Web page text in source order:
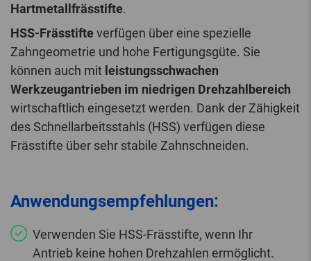
Hartmetallfrässtifte.
HSS-Frässtifteverfügen über eine spezielle
Zahngeometrie und hohe Fertigungsgüte. Sie
können auch mit leistungsschwachen
Werkzeugantrieben im niedrigen Drehzahlbereich
wirtschaftlich eingesetzt werden. Dank der Zähigkeit
des Schnellarbeitsstahls (HSS) verfügen diese
Frässtifte über sehr stabile Zahnschneiden.
Anwendungsempfehlungen:
Verwenden Sie HSS-Frässtifte, wenn Ihr
Antrieb keine hohen Drehzahlen ermöglicht.